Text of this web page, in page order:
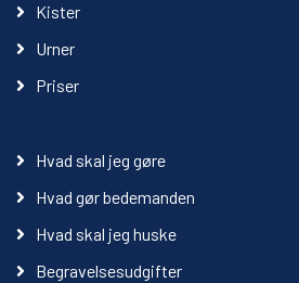
Kister
Urner
Priser
Hvad skal jeg gøre
Hvad gør bedemanden
Hvad skal jeg huske
Begravelsesudgifter